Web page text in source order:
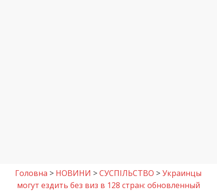
Головна > НОВИНИ >СУСПІЛЬСТВО >Украинцы
могут ездить без виз в 128 стран: обновленный